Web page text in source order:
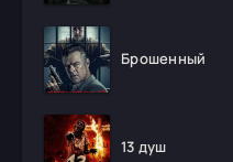
Брошенный
13 душ